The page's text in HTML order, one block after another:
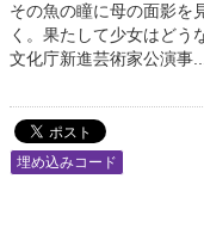
その魚の瞳に母の面影を
く。果たして少女はどう
文化庁新進芸術家公演事...
埋め込みコード